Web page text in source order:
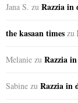
Jana S. zu Razzia in
the kasaan times zu
Melanie zu Razzia
Sabine zu Razzia in